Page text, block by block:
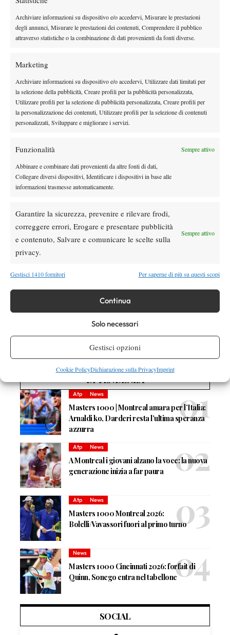
Archiviare informazioni su dispositivo e/o accedervi, Misurare le prestazioni
degli annunci, Misurare le prestazioni dei contenuti, Comprendere il pubblico
attraverso statistiche o la combinazione di dati provenienti da fonti diverse.
Marketing
Archiviare informazioni su dispositivo e/o accedervi, Utilizzare dati limitati per
la selezione della pubblicità, Creare profili per la pubblicità personalizzata,
Utilizzare profili per la selezione di pubblicità personalizzata, Creare profili per
la personalizzazione dei contenuti, Utilizzare profili per la selezione di contenuti
personalizzati, Sviluppare e migliorare i servizi.
Funzionalità Sempre attivo
Abbinare e combinare dati provenienti da altre fonti di dati,
Collegare diversi dispositivi, Identificare i dispositivi in base alle
informazioni trasmesse automaticamente.
Garantire la sicurezza, prevenire e rilevare frodi,
correggere errori, Erogare e presentare pubblicità
e contenuto, Salvare e comunicare le scelte sulla
privacy.
Sempre attivo
Gestisci 1410 fornitori Per saperne di più su questi scopi
Continua
Solo necessari
Gestisci opzioni
Cookie PolicyDichiarazione sulla PrivacyImprint
Belgian Collignon and Australian De Minaur, during the qualifier of the Davis Cup,
Saturday 13 September 2025, in Sydney, Australia. Belgium and Australia will compete
this weekend in the second round of the Davis Cup qualifiers. BELGA PHOTO
PATRICK HAMILTON (Photo by PATRICK HAMILTON/Belga/Sipa USA)
di Collignon è relativa allepalle break. Il 23enne belga, numero
91 del mondo,ne ha concesse ben 26 ma è riuscito ad
annullarne 21. O, se volete leggere questo dato al contrario, De
Minaur ha convertito appena 5 palle break su 26.
quale però ha dato ulteriore prova delle sue notevoli doti
difensive, ergendo una sorta di muro – ovvero rimandando
dall’altra parte della rete qualsiasi colpo – che l’avversario non è
riuscito ad abbattere, un po’ come accaduto contro Ruud a New
A completare una prima giornata da sogno per i ragazzi di Steve
Darcis ci ha poi pensatoZizou Bergs, capace di sconfiggere in
due set (7-6 6-4) JordanThompsone arrotondare il vantaggio
sul 2-0.
DI TENDENZA
Atp News
Masters 1000 | Montreal amara per l’Italia:
Arnaldi ko, Darderi resta l’ultima speranza
azzurra
Atp News
A Montreal i giovani alzano la voce: la nuova
generazione inizia a far paura
Atp News
Masters 1000 Montreal 2026:
Bolelli/Vavassori fuori al primo turno
News
Masters 1000 Cincinnati 2026: forfait di
Quinn, Sonego entra nel tabellone
SOCIAL